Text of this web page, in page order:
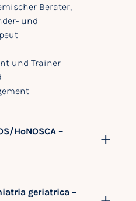
Berater,
und
und Trainer
HoNOSCA –
geriatrica –